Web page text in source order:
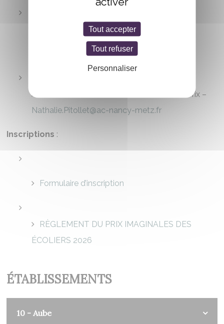
Fanny BROCCA– Relations scolaires –
fanny.brocca@epinal.fr–03 56 32 12 35
– Coordinatrice du Prix –
Nathalie.Pitollet@ac-nancy-metz.fr
Inscriptions :
Formulaire d’inscription
RÈGLEMENT DU PRIX IMAGINALES DES
ÉCOLIERS 2026
ÉTABLISSEMENTS
10 - Aube
Tout accepter
Tout refuser
Personnaliser